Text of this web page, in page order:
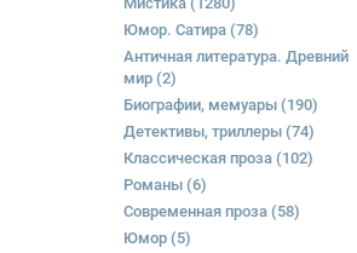
Юмор. Сатира (78)
Античная литература. Древний
мир (2)
Биографии, мемуары (190)
Детективы, триллеры (74)
Классическая проза (102)
Романы (6)
Современная проза (58)
Юмор (5)